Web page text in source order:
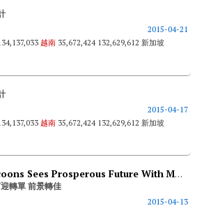
2015-04-21
越南 35,672,424 132,629,612 新加坡
2015-04-17
越南 35,672,424 132,629,612 新加坡
Tycoons Sees Prosperous Future With More Orders Originally Made To China
轉單 前景轉佳
2015-04-13